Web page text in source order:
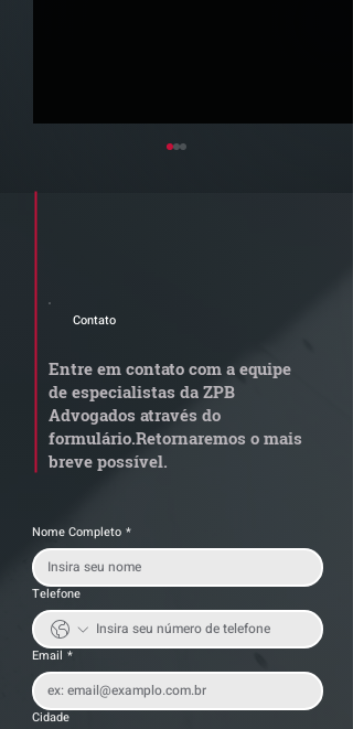
Radar Reforma
de documentos fiscais
exige revisão
operacional pelas
empresas
Contato
Entre em contato com a equipe
de especialistas da ZPB
Advogados através do
formulário.Retornaremos o mais
breve possível.
Nome Completo *
Telefone
Email *
Cidade